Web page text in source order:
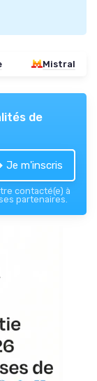
Mistral
de
Je m'inscris
contacté(e) à
partenaires.